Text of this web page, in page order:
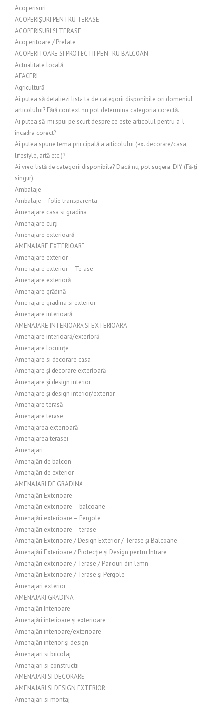
Acoperisuri
ACOPERIȘURI PENTRU TERASE
ACOPERISURI SI TERASE
Acoperitoare / Prelate
ACOPERITOARE SI PROTECTII PENTRU BALCOAN
Actualitate locală
AFACERI
Agricultură
Ai putea să detaliezi lista ta de categorii disponibile ori domeniul
articolului? Fără context nu pot determina categoria corectă.
Ai putea să-mi spui pe scurt despre ce este articolul pentru a-l
încadra corect?
Ai putea spune tema principală a articolului (ex. decorare/casa,
lifestyle, artă etc.)?
Ai vreo listă de categorii disponibile? Dacă nu, pot sugera: DIY (Fă-ți
singur).
Ambalaje
Ambalaje – folie transparenta
Amenajare casa si gradina
Amenajare curți
Amenajare exterioară
AMENAJARE EXTERIOARE
Amenajare exterior
Amenajare exterior – Terase
Amenajare exterioră
Amenajare grădină
Amenajare gradina si exterior
Amenajare interioară
AMENAJARE INTERIOARA SI EXTERIOARA
Amenajare interioară/exterioră
Amenajare locuințe
Amenajare si decorare casa
Amenajare și decorare exterioară
Amenajare și design interior
Amenajare și design interior/exterior
Amenajare terasă
Amenajare terase
Amenajarea exterioară
Amenajarea terasei
Amenajari
Amenajări de balcon
Amenajări de exterior
AMENAJARI DE GRADINA
Amenajări Exterioare
Amenajări exterioare – balcoane
Amenajări exterioare – Pergole
Amenajări exterioare – terase
Amenajări Exterioare / Design Exterior / Terase și Balcoane
Amenajări Exterioare / Protecție și Design pentru Intrare
Amenajări exterioare / Terase / Panouri din lemn
Amenajări Exterioare / Terase și Pergole
Amenajari exterior
AMENAJARI GRADINA
Amenajări Interioare
Amenajări interioare și exterioare
Amenajări interioare/exterioare
Amenajări interior și design
Amenajari si bricolaj
Amenajari si constructii
AMENAJARI SI DECORARE
AMENAJARI SI DESIGN EXTERIOR
Amenajari si montaj